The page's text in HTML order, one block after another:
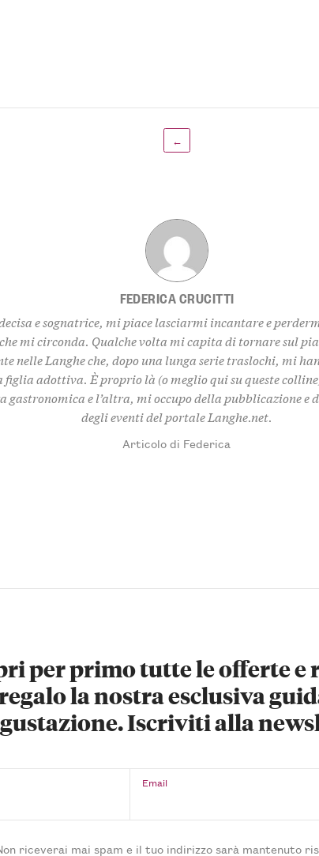
←
FEDERICA CRUCITTI
e sognatrice, mi piace lasciarmi incantare e
mi circonda. Qualche volta mi capita di tornare sul
nelle Langhe che, dopo una lunga serie traslochi, mi
figlia adottiva. È proprio là (o meglio qui su queste
gastronomica e l’altra, mi occupo della pubblicazione e
degli eventi del portale Langhe.net.
Articolo di Federica
per primo tutte le offerte e
la nostra esclusiva
Iscriviti alla
Email
riceverai mai spam e il tuo indirizzo sarà mantenuto